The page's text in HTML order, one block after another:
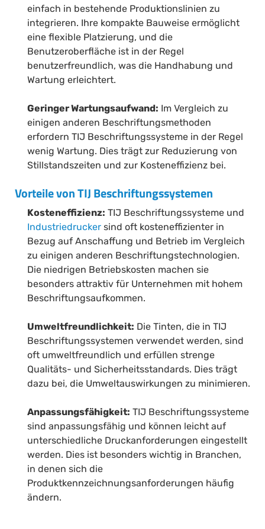
einfach in bestehende Produktionslinien zu
integrieren. Ihre kompakte Bauweise ermöglicht
eine flexible Platzierung, und die
Benutzeroberfläche ist in der Regel
benutzerfreundlich, was die Handhabung und
Wartung erleichtert.
Geringer Wartungsaufwand: Im Vergleich zu
einigen anderen Beschriftungsmethoden
erfordern TIJ Beschriftungssysteme in der Regel
wenig Wartung. Dies trägt zur Reduzierung von
Stillstandszeiten und zur Kosteneffizienz bei.
Vorteile von TIJ Beschriftungssystemen
Kosteneffizienz: TIJ Beschriftungssysteme und
Industriedrucker sind oft kosteneffizienter in
Bezug auf Anschaffung und Betrieb im Vergleich
zu einigen anderen Beschriftungstechnologien.
Die niedrigen Betriebskosten machen sie
besonders attraktiv für Unternehmen mit hohem
Beschriftungsaufkommen.
Umweltfreundlichkeit: Die Tinten, die in TIJ
Beschriftungssystemen verwendet werden, sind
oft umweltfreundlich und erfüllen strenge
Qualitäts- und Sicherheitsstandards. Dies trägt
dazu bei, die Umweltauswirkungen zu minimieren.
Anpassungsfähigkeit: TIJ Beschriftungssysteme
sind anpassungsfähig und können leicht auf
unterschiedliche Druckanforderungen eingestellt
werden. Dies ist besonders wichtig in Branchen,
in denen sich die
Produktkennzeichnungsanforderungen häufig
ändern.